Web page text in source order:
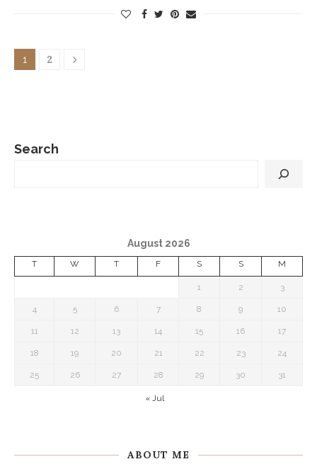
1 2
Search
August 2026
T W T F S S M
1 2 3
4 5 6 7 8 9 10
11 12 13 14 15 16 17
18 19 20 21 22 23 24
25 26 27 28 29 30 31
« Jul
ABOUT ME